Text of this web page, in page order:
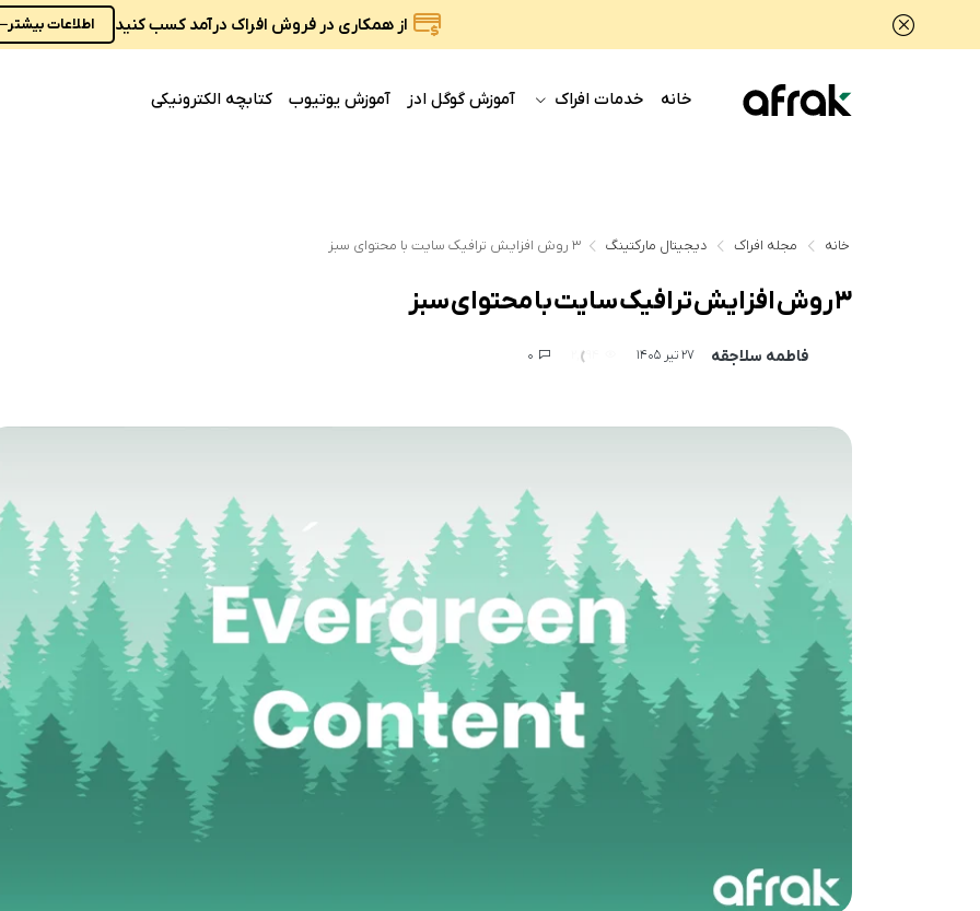
از همکاری در فروش افراک درآمد کسب کنید اطلاعات بیشتر
خانه خدمات افراک آموزش گوگل ادز آموزش یوتیوب کتابچه الکترونیکی
خانه مجله افراک دیجیتال مارکتینگ ۳ روش افزایش ترافیک سایت با محتوای سبز
۳ روش افزایش ترافیک سایت با محتوای سبز
فاطمه سلاجقه 27 تیر 1405